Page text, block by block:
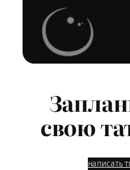
свою
написать